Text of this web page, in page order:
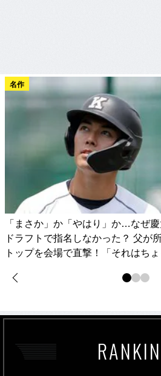
名作
「まさか」か「やはり」か…なぜ
ドラフトで指名しなかった？ 父が
トップを会場で直撃！「それはち